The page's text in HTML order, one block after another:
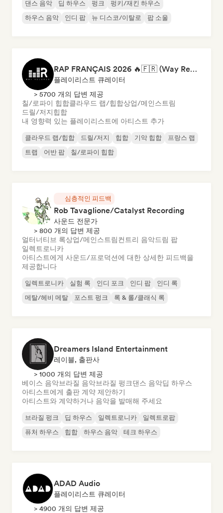
댄스 음악 딥 하우스 펑크
펑키/재킨 하우스
하우스 음악
인디 팝 뉴 디스코/이탈로 팝 소울
RAP FRANÇAIS 2026 🔥🇫🇷 (Way Records)
플레이리스트 큐레이터
> 5700 개의 답변 제공
칠/로파이 힙합클라우드 랩/힙합상업/메인스트림
드릴/저지힙합
내 영향력 있는 플레이리스트에 아티스트 추가
클라우드 랩/힙합 드릴/저지 힙합 기악 힙합
프랑스 랩
트랩
어반 팝 칠/로파이 힙합
심층적인 피드백
Rob Tavaglione/Catalyst Recording
사운드 전문가
> 800 개의 답변 제공
얼터너티브 록상업/메인스트림컨트리 음악드림 팝
일렉트로니카
아티스트에게 사운드/프로덕션에 대한 상세한 피드백을
제공합니다
일렉트로니카 실험 록 인디 포크 인디 팝
인디 록
메탈/헤비 메탈
포스트 펑크 록 & 롤/클래식 록
Dreamers Island Entertainment
레이블, 출판사
> 1000 개의 답변 제공
베이스 음악브라질 음악브라질 펑크댄스 음악딥 하우스
아티스트에게 출판 계약 제안하기
아티스트와 계약하거나 음악을 발매해 주세요
브라질 펑크 딥 하우스 일렉트로니카
일렉트로팝
퓨처 하우스
힙합 하우스 음악 테크 하우스
ADAD Audio
플레이리스트 큐레이터
> 4900 개의 답변 제공